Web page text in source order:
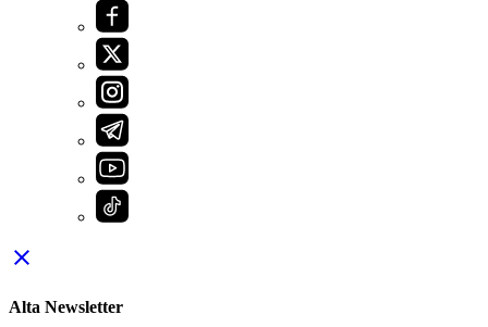
close
Alta Newsletter